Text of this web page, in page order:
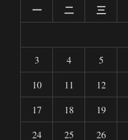
一 二 三
3
4 5
10
11 12
17
18 19
24
25 26